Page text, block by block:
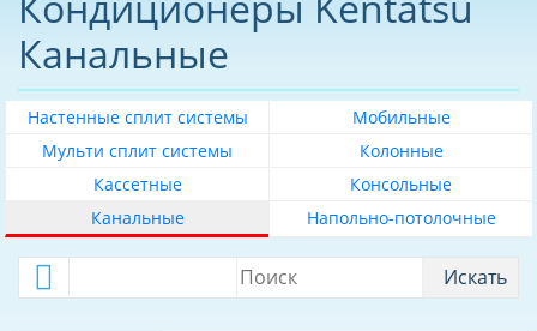
УСЛУГИ
БИБЛИОТЕКА
КОНТАКТЫ
О КОМПАНИИ
ДОСТАВКА
Канальные
Настенные сплит системы
Мобильные
Мульти сплит системы
Колонные
Кассетные
Консольные
Канальные
Напольно-потолочные
30
35
40
50
55
70
75
80
Искать